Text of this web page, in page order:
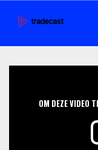
OM DEZE VIDEO